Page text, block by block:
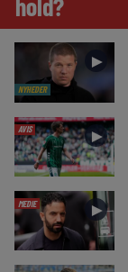
hold?
NYHEDER
►
AVIS ►
MEDIE ►